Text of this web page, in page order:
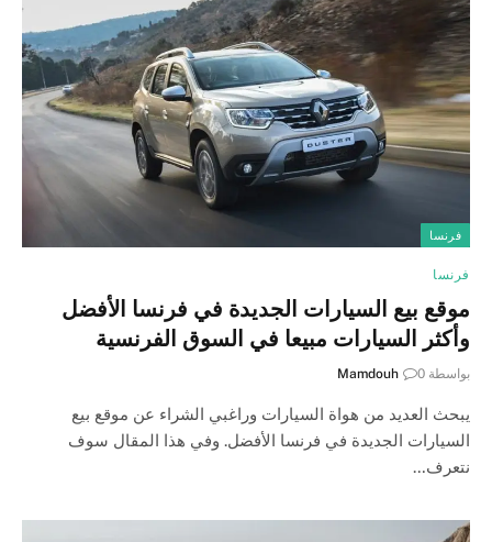
فرنسا
فرنسا
موقع بيع السيارات الجديدة في فرنسا الأفضل
وأكثر السيارات مبيعا في السوق الفرنسية
بواسطة Mamdouh 0
يبحث العديد من هواة السيارات وراغبي الشراء عن موقع بيع
السيارات الجديدة في فرنسا الأفضل. وفي هذا المقال سوف
نتعرف…